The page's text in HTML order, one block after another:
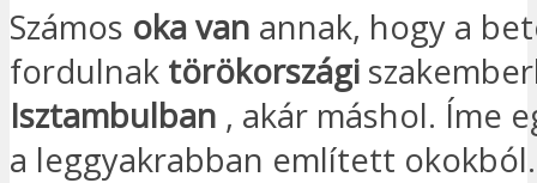
Számos oka van annak, hogy a
fordulnak törökországi
Isztambulban , akár máshol. Íme
a leggyakrabban említett okokból.